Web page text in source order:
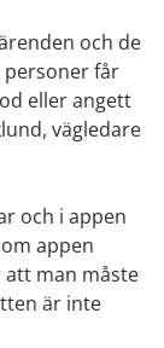
och de
får
eller angett
vägledare
och i appen
appen
att man måste
är inte